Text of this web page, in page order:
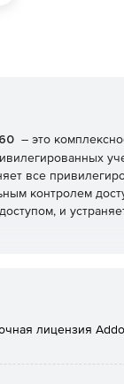
– это
все
контролем
и
возможностям
лицензия